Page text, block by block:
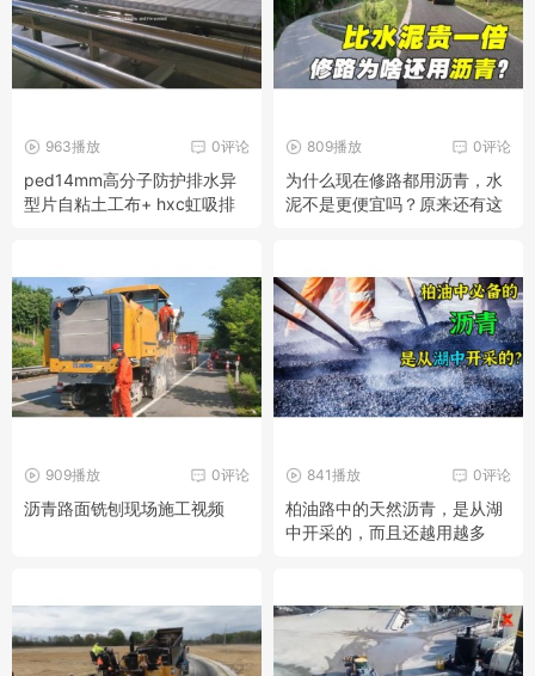
0评论
963播放
ped14mm高分子防护排水异
型片自粘土工布+ hxc虹吸排
0评论
809播放
为什么现在修路都用沥青，水
泥不是更便宜吗？原来还有这
0评论
909播放
沥青路面铣刨现场施工视频
0评论
841播放
柏油路中的天然沥青，是从湖
中开采的，而且还越用越多